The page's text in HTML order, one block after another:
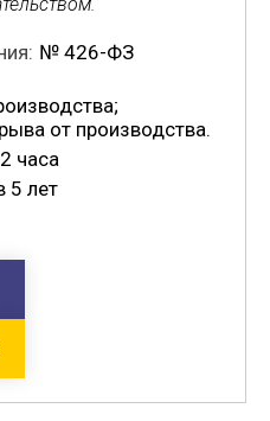
№ 426-ФЗ
от производства.
часа
5 лет